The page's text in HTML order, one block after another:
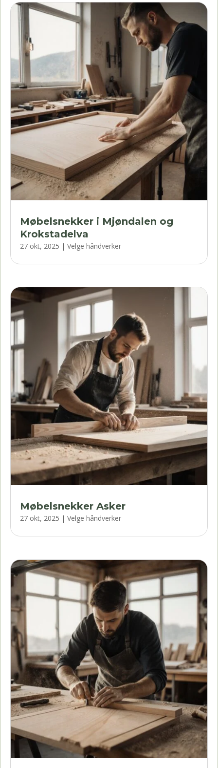
Møbelsnekker i Mjøndalen og
Krokstadelva
27 okt, 2025 | Velge håndverker
Møbelsnekker Asker
27 okt, 2025 | Velge håndverker